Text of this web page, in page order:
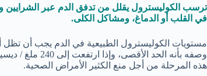
ترسب الكوليسترول يقلل من تدفق الدم عبر الشرايين
في القلب أو الدماغ، ومشاكل الكلى.
وصفه بأنه
هذه المرحلة من أجل منع الكثير الأمراض الصحية.